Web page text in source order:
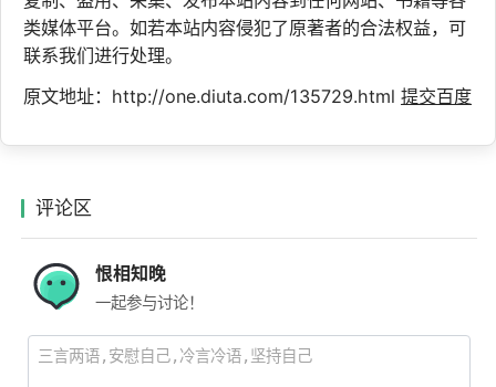
类媒体平台。如若本站内容侵犯了原著者的合法权益，可
联系我们进行处理。
原文地址：http://one.diuta.com/135729.html 提交百度
评论区
恨相知晚
一起参与讨论！